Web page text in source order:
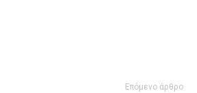
Επόμενο άρθρο